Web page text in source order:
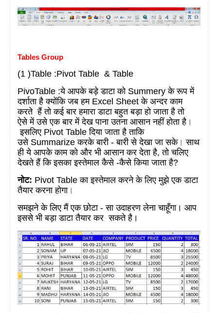
Tables Group
(1 )Table :Pivot Table & Table
PivoTable :ये आपके बड़े डाटा को Summeryके रूप में
दर्शाता है क्योंकि जब हम Excel Sheet के अन्दर काम
करते हैं तो कई बार हमारा डाटा बहुत बड़ा हो जाता है तो
ऐसे में उसे एक बार में देख पाना उतना आसान नहीं होता है ।
इसलिए Pivot Table दियाजाता है ताकि
उसे Summarize करके बारी - बारी से देखा जा सके। साथ
ही ये आपके काम को और भी आसान कर देता है,तो चलिए
देखते हैं कि इसका इस्तेमाल कैसे -कैसे किया जाता है?
नोट: Pivot Tableका इस्तेमाल करने के लिए मुझे एक डाटा
तैयार करना होगा।
समझने केलिएमैं एकछोटा - सा उदाहरणलेना चाहूँगा। आप
इससे भी बड़ाडाटातैयार कर सकते है।